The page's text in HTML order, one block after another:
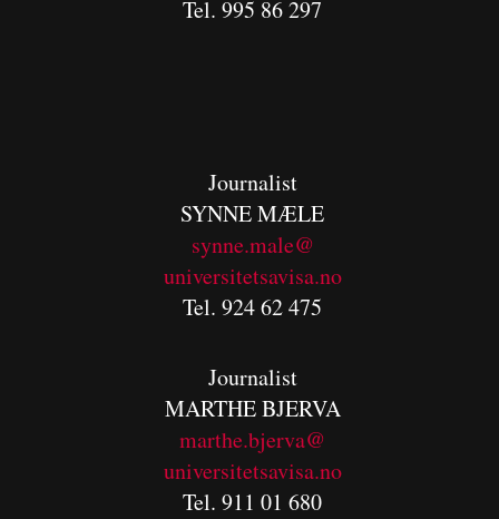
Tel. 995 86 297
Journalist
SYNNE MÆLE
synne.male@
universitetsavisa.no
Tel. 924 62 475
Journalist
MARTHE BJERVA
marthe.bjerva@
universitetsavisa.no
Tel. 911 01 680